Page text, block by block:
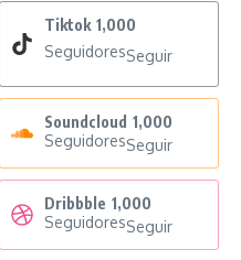
Tiktok 1,000
SeguidoresSeguir
Soundcloud 1,000
SeguidoresSeguir
Dribbble 1,000
SeguidoresSeguir